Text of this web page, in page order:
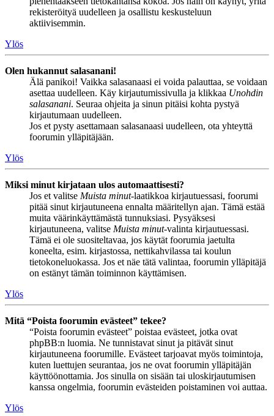
rekisteröityä uudelleen ja osallistu keskusteluun
aktiivisemmin.
Ylös
Olen hukannut salasanani!
Älä panikoi! Vaikka salasanaasi ei voida palauttaa, se voidaan
asettaa uudelleen. Käy kirjautumissivulla ja klikkaa Unohdin
salasanani. Seuraa ohjeita ja sinun pitäisi kohta pystyä
kirjautumaan uudelleen.
Jos et pysty asettamaan salasanaasi uudelleen, ota yhteyttä
foorumin ylläpitäjään.
Ylös
Miksi minut kirjataan ulos automaattisesti?
Jos et valitse Muista minut-laatikkoa kirjautuessasi, foorumi
pitää sinut kirjautuneena ennalta määritellyn ajan. Tämä estää
muita väärinkäyttämästä tunnuksiasi. Pysyäksesi
kirjautuneena, valitse Muista minut-valinta kirjautuessasi.
Tämä ei ole suositeltavaa, jos käytät foorumia jaetulta
koneelta, esim. kirjastossa, nettikahvilassa tai koulun
tietokoneluokassa. Jos et näe tätä valintaa, foorumin ylläpitäjä
on estänyt tämän toiminnon käyttämisen.
Ylös
Mitä “Poista foorumin evästeet” tekee?
“Poista foorumin evästeet” poistaa evästeet, jotka ovat
phpBB:n luomia. Ne tunnistavat sinut ja pitävät sinut
kirjautuneena foorumille. Evästeet tarjoavat myös toimintoja,
kuten luettujen seurantaa, jos ne ovat foorumin ylläpitäjän
käyttöönottamia. Jos sinulla on sisään tai uloskirjautumisen
kanssa ongelmia, foorumin evästeiden poistaminen voi auttaa.
Ylös